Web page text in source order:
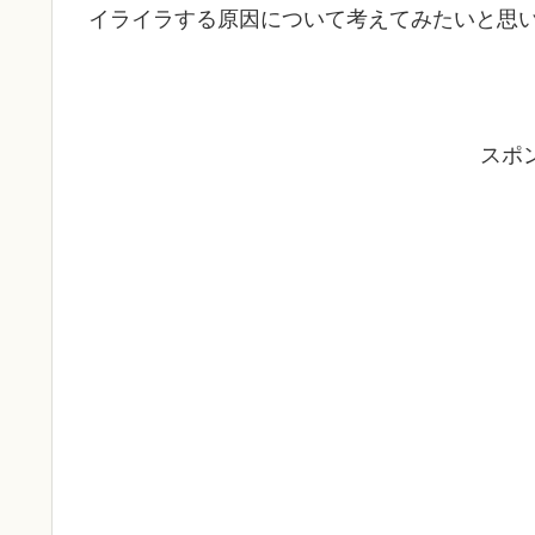
イライラする原因について考えてみたいと思い
スポ